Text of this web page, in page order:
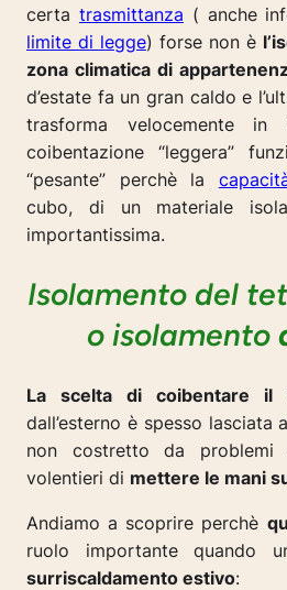
certa trasmittanza ( anche
limite di legge) forse non è
zona climatica di
d’estate fa un gran caldo e
trasforma
coibentazione “leggera”
“pesante” perchè la
cubo, di un materiale
importantissima.
Isolamento del
o isolamento
La scelta di coibentare il
dall’esterno è spesso lasciata
non costretto da problemi
volentieri di mettere le mani
Andiamo a scoprire perchè
ruolo importante quando
surriscaldamento estivo: